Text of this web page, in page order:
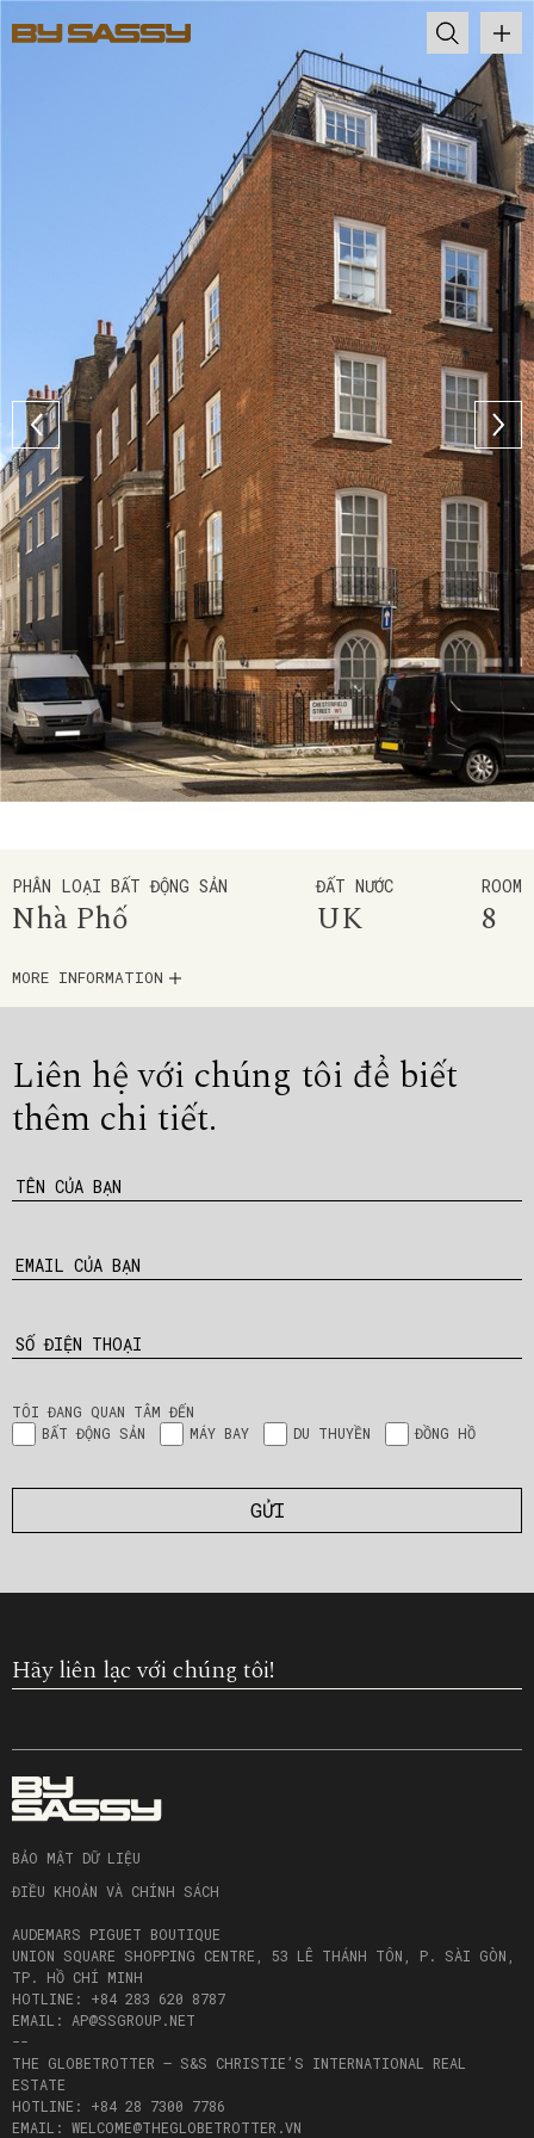
PHÂN LOẠI BẤT ĐỘNG SẢN
Nhà Phố
ĐẤT NƯỚC
UK
ROOM
8
MORE INFORMATION
Liên hệ với chúng tôi để biết
thêm chi tiết.
TÊN CỦA BẠN
EMAIL CỦA BẠN
SỐ ĐIỆN THOẠI
TÔI ĐANG QUAN TÂM ĐẾN
BẤT ĐỘNG SẢN
MÁY BAY DU THUYỀN ĐỒNG HỒ
Hãy liên lạc với chúng tôi!
BẢO MẬT DỮ LIỆU
ĐIỀU KHOẢN VÀ CHÍNH SÁCH
AUDEMARS PIGUET BOUTIQUE
UNION SQUARE SHOPPING CENTRE, 53 LÊ THÁNH TÔN, P. SÀI GÒN,
TP. HỒ CHÍ MINH
HOTLINE: +84 283 620 8787
EMAIL: AP@SSGROUP.NET
--
THE GLOBETROTTER – S&S CHRISTIE’S INTERNATIONAL REAL
ESTATE
HOTLINE: +84 28 7300 7786
EMAIL: WELCOME@THEGLOBETROTTER.VN